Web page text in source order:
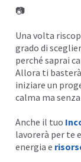
📷
Una volta
grado di
perché saprai
Allora ti
iniziare un
calma ma
Anche il tuo
lavorerà per te
energia e